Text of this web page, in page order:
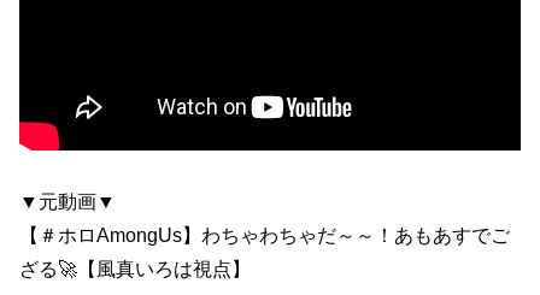
▼元動画▼
【＃ホロAmongUs】わちゃわちゃだ～～！あもあすでご
ざる🚀【風真いろは視点】